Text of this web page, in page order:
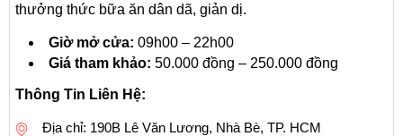
thưởng thức bữa ăn dân dã, giản dị.
Giờ mở cửa: 09h00 – 22h00
Giá tham khảo: 50.000 đồng – 250.000 đồng
Thông Tin Liên Hệ:
Địa chỉ: 190B Lê Văn Lương, Nhà Bè, TP. HCM